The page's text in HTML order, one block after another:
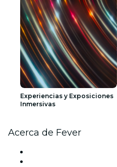
Experiencias y Exposiciones
Inmersivas
Acerca de Fever